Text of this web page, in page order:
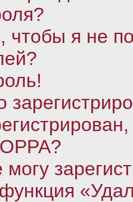
чтобы я не